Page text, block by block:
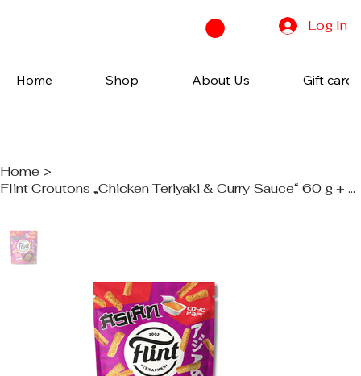
Log In
Home Shop About Us Gift cards
Home >
Flint Croutons „Chicken Teriyaki & Curry Sauce“ 60 g + 15 g – asiatischer Weizen